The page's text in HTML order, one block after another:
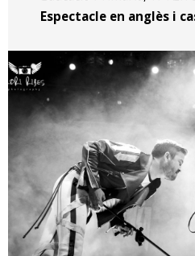
Espectacle en anglès i